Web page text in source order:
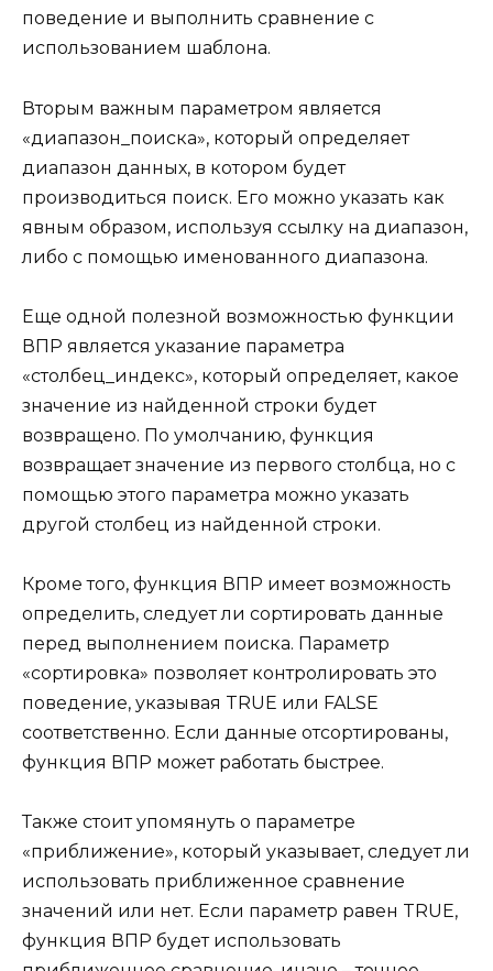
поведение и выполнить сравнение с
использованием шаблона.
Вторым важным параметром является
«диапазон_поиска», который определяет
диапазон данных, в котором будет
производиться поиск. Его можно указать как
явным образом, используя ссылку на диапазон,
либо с помощью именованного диапазона.
Еще одной полезной возможностью функции
ВПР является указание параметра
«столбец_индекс», который определяет, какое
значение из найденной строки будет
возвращено. По умолчанию, функция
возвращает значение из первого столбца, но с
помощью этого параметра можно указать
другой столбец из найденной строки.
Кроме того, функция ВПР имеет возможность
определить, следует ли сортировать данные
перед выполнением поиска. Параметр
«сортировка» позволяет контролировать это
поведение, указывая TRUE или FALSE
соответственно. Если данные отсортированы,
функция ВПР может работать быстрее.
Также стоит упомянуть о параметре
«приближение», который указывает, следует ли
использовать приближенное сравнение
значений или нет. Если параметр равен TRUE,
функция ВПР будет использовать